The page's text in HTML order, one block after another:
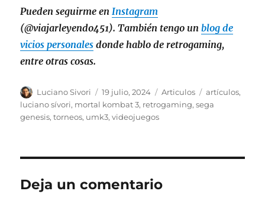
Pueden seguirme en Instagram
(@viajarleyendo451). También tengo unblog de
vicios personales donde hablo de retrogaming,
entre otras cosas.
Autor
Luciano Sivori
Publicado
el
19 julio, 2024 Categorías
Articulos Etiquetas
artículos,
luciano sívori, mortal kombat 3, retrogaming,sega
genesis,torneos, umk3,videojuegos
Deja un comentario